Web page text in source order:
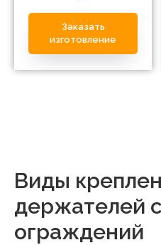
Заказать
изготовление
Виды
держателей
ограждений